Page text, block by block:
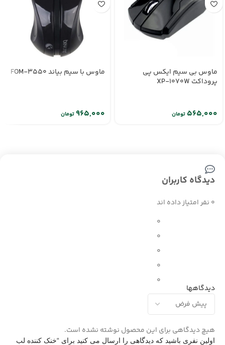
ماوس بی سیم ایکس پی
پروداکت XP-1070W
تومان
ماوس با سیم بیاند FOM-3550
تومان
دیدگاه کاربران
0 نفر امتیاز داده اند
0
0
0
0
0
دیدگاهها
هیچ دیدگاهی برای این محصول نوشته نشده است.
اولین نفری باشید که دیدگاهی را ارسال می کنید برای “خنک کننده لب